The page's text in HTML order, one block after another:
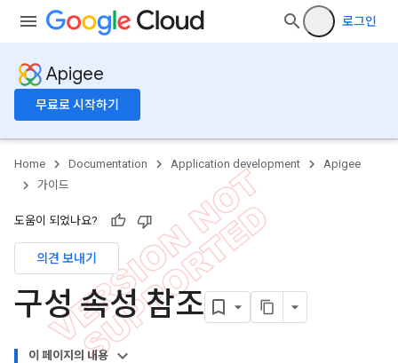
로그인
Apigee
무료로 시작하기
Home Documentation Application development
Apigee
가이드
도움이 되었나요?
의견 보내기
구성 속성 참조
이 페이지의 내용